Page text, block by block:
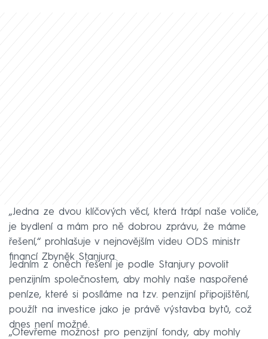
„Jedna ze dvou klíčových věcí, která trápí naše voliče,
je bydlení a mám pro ně dobrou zprávu, že máme
řešení,“ prohlašuje v nejnovějším videu ODS ministr
financí Zbyněk Stanjura.
Jedním z oněch řešení je podle Stanjury povolit
penzijním společnostem, aby mohly naše naspořené
peníze, které si posíláme na tzv. penzijní připojištění,
použít na investice jako je právě výstavba bytů, což
dnes není možné.
„Otevřeme možnost pro penzijní fondy, aby mohly